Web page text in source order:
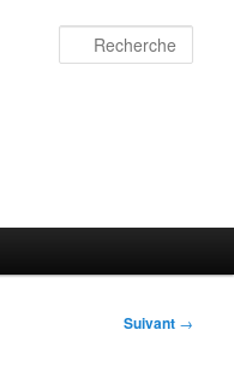
Suivant →